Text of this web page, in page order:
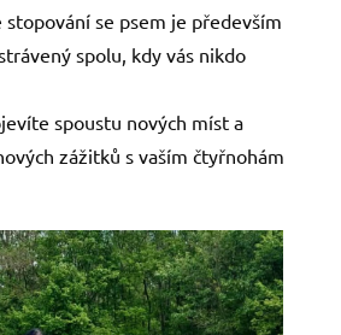
se psem je především
spolu, kdy vás nikdo
spoustu nových míst a
zážitků s vaším čtyřnohám